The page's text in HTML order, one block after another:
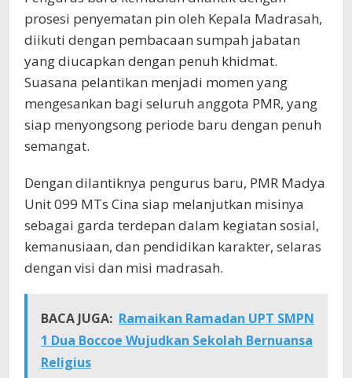
prosesi penyematan pin oleh Kepala Madrasah,
diikuti dengan pembacaan sumpah jabatan
yang diucapkan dengan penuh khidmat.
Suasana pelantikan menjadi momen yang
mengesankan bagi seluruh anggota PMR, yang
siap menyongsong periode baru dengan penuh
semangat.
Dengan dilantiknya pengurus baru, PMR Madya
Unit 099 MTs Cina siap melanjutkan misinya
sebagai garda terdepan dalam kegiatan sosial,
kemanusiaan, dan pendidikan karakter, selaras
dengan visi dan misi madrasah.
BACA JUGA: Ramaikan Ramadan UPT SMPN
1 Dua Boccoe Wujudkan Sekolah Bernuansa
Religius